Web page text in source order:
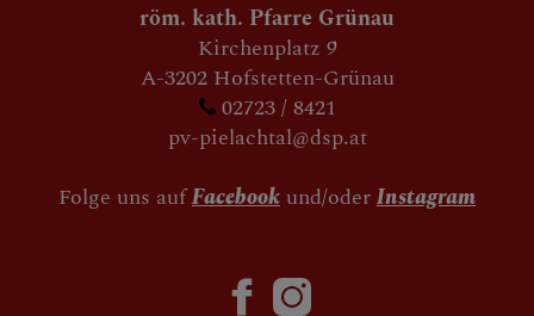
röm. kath. Pfarre Grünau
Kirchenplatz 9
A-3202 Hofstetten-Grünau
02723 / 8421
pv-pielachtal@dsp.at
Folge uns aufFacebookund/oderInstagram